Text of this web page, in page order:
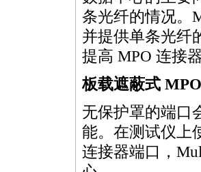
条光纤的情况。
并提供单条光纤
提高 MPO 连接
板载遮蔽式 MPO
无保护罩的端口
能。在测试仪上
连接器端口，